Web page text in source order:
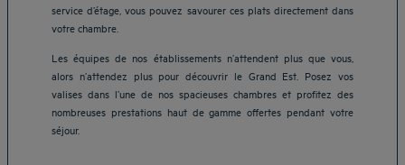
service d’étage, vous pouvez savourer ces plats directement dans
votre chambre.
Les équipes de nos établissements n’attendent plus que vous,
alors n’attendez plus pour découvrir le Grand Est. Posez vos
valises dans l’une de nos spacieuses chambres et profitez des
nombreuses prestations haut de gamme offertes pendant votre
séjour.
Hôtels Aix-les-Bains
Hôtels Marseille
Hôtels Strasbourg